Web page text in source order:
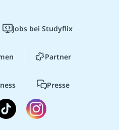
Jobs bei Studyflix
Partner
Presse